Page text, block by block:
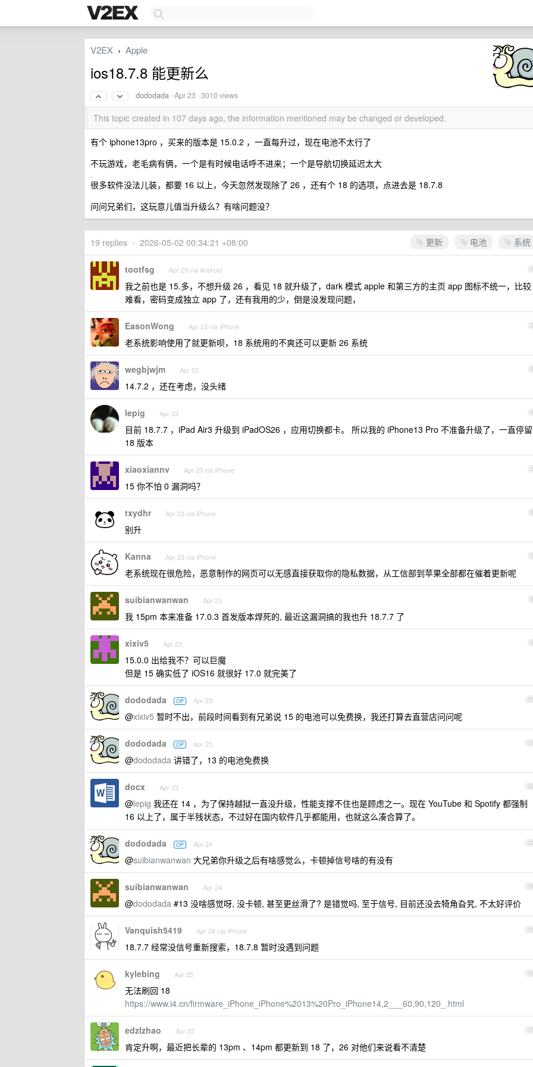
V2EX › Apple
ios18.7.8 能更新么
dododada ·Apr 23 · 3010 views
This topic created in 107 days ago, the information mentioned may be changed or developed.
有个 iphone13pro ，买来的版本是 15.0.2 ，一直每升过，现在电池不太行了
不玩游戏，老毛病有俩，一个是有时候电话呼不进来；一个是导航切换延迟太大
很多软件没法儿装，都要 16 以上，今天忽然发现除了 26 ，还有个 18 的选项，点进去是 18.7.8
问问兄弟们，这玩意儿值当升级么？有啥问题没？
更新 电池 系统
19 replies • 2026-05-02 00:34:21 +08:00
1
tootfsg Apr 23 via Android
我之前也是 15.多，不想升级 26 ，看见 18 就升级了，dark 模式 apple 和第三方的主页 app 图标不统一，比较
难看，密码变成独立 app 了，还有我用的少，倒是没发现问题，
2
EasonWong Apr 23 via iPhone
老系统影响使用了就更新呗，18 系统用的不爽还可以更新 26 系统
3
wegbjwjm Apr 23
14.7.2 ，还在考虑，没头绪
4
lepig Apr 23
目前 18.7.7 ，iPad Air3 升级到 iPadOS26 ，应用切换都卡。 所以我的 iPhone13 Pro 不准备升级了，一直停留
18 版本
5
xiaoxiannv Apr 23 via iPhone
15 你不怕 0 漏洞吗？
6
txydhr Apr 23 via iPhone
别升
7
Kanna Apr 23 via iPhone
老系统现在很危险，恶意制作的网页可以无感直接获取你的隐私数据，从工信部到苹果全部都在催着更新呢
8
suibianwanwan Apr 23
我 15pm 本来准备 17.0.3 首发版本焊死的, 最近这漏洞搞的我也升 18.7.7 了
9
xixiv5 Apr 23
15.0.0 出给我不？可以巨魔
但是 15 确实低了 iOS16 就很好 17.0 就完美了
10
dododada OP Apr 23
@xixiv5 暂时不出，前段时间看到有兄弟说 15 的电池可以免费换，我还打算去直营店问问呢
11
dododada OP Apr 23
@dododada 讲错了，13 的电池免费换
12
docx Apr 23
@lepig 我还在 14 ，为了保持越狱一直没升级，性能支撑不住也是顾虑之一。现在 YouTube 和 Spotify 都强制
16 以上了，属于半残状态，不过好在国内软件几乎都能用，也就这么凑合算了。
13
dododada OP Apr 24
@suibianwanwan 大兄弟你升级之后有啥感觉么，卡顿掉信号啥的有没有
14
suibianwanwan Apr 24
@dododada #13 没啥感觉呀, 没卡顿, 甚至更丝滑了? 是错觉吗, 至于信号, 目前还没去犄角旮旯, 不太好评价
15
Vanquish5419 Apr 24 via iPhone
18.7.7 经常没信号重新搜索，18.7.8 暂时没遇到问题
16
kylebing Apr 25
无法刷回 18
https://www.i4.cn/firmware_iPhone_iPhone%2013%20Pro_iPhone14,2___60,90,120_.html
17
edzlzhao Apr 25
肯定升啊，最近把长辈的 13pm 、14pm 都更新到 18 了，26 对他们来说看不清楚